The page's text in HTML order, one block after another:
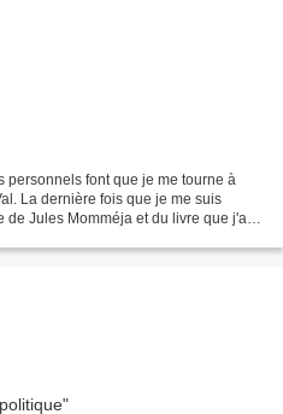
personnels font que je me tourne à
La dernière fois que je me suis
de Jules Momméja et du livre que j'ai